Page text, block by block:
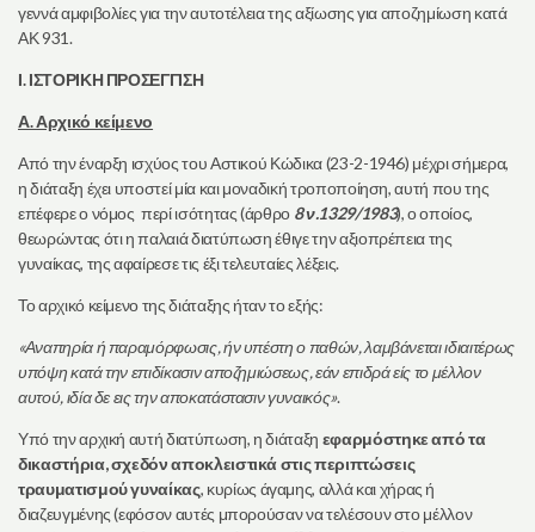
γεννά αμφιβολίες για την αυτοτέλεια της αξίωσης για αποζημίωση κατά
ΑΚ 931.
Ι. ΙΣΤΟΡΙΚΗ ΠΡΟΣΕΓΓΙΣΗ
Α. Αρχικό κείμενο
Από την έναρξη ισχύος του Αστικού Κώδικα (23-2-1946) μέχρι σήμερα,
η διάταξη έχει υποστεί μία και μοναδική τροποποίηση, αυτή που της
επέφερε ο νόμος περί ισότητας (άρθρο 8 ν.1329/1983), ο οποίος,
θεωρώντας ότι η παλαιά διατύπωση έθιγε την αξιοπρέπεια της
γυναίκας, της αφαίρεσε τις έξι τελευταίες λέξεις.
Το αρχικό κείμενο της διάταξης ήταν το εξής:
«Αναπηρία ή παραμόρφωσις, ήν υπέστη ο παθών, λαμβάνεται ιδιαιτέρως
υπόψη κατά την επιδίκασιν αποζημιώσεως, εάν επιδρά είς το μέλλον
αυτού, ιδία δε εις την αποκατάστασιν γυναικός».
Υπό την αρχική αυτή διατύπωση, η διάταξη εφαρμόστηκε από τα
δικαστήρια, σχεδόν αποκλειστικά στις περιπτώσεις
τραυματισμού γυναίκας, κυρίως άγαμης, αλλά και χήρας ή
διαζευγμένης (εφόσον αυτές μπορούσαν να τελέσουν στο μέλλον